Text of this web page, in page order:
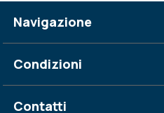
Navigazione
Condizioni
Contatti